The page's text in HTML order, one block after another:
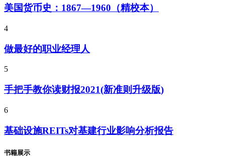
美国货币史：1867—1960（精校本）
4
做最好的职业经理人
5
手把手教你读财报2021(新准则升级版)
6
基础设施REITs对基建行业影响分析报告
书籍展示